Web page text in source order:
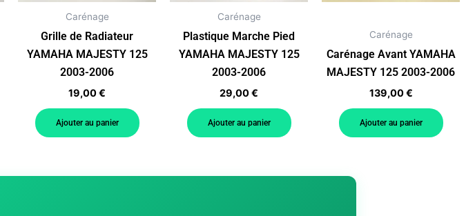
Carénage
Grille de Radiateur
YAMAHA MAJESTY 125
2003-2006
19,00€
Ajouter au panier
Carénage
Plastique Marche Pied
YAMAHA MAJESTY 125
2003-2006
29,00€
Ajouter au panier
Carénage
Carénage Avant YAMAHA
MAJESTY 125 2003-2006
139,00€
Ajouter au panier